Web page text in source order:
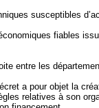
susceptibles
fiables
entre les
a pour objet la
relatives à son